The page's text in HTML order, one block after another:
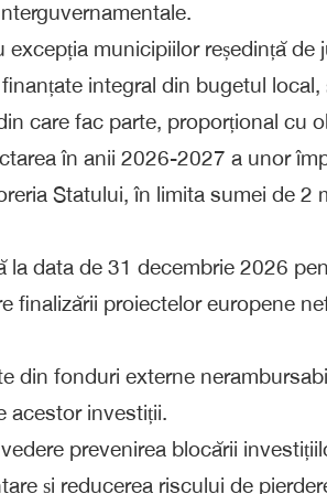
municipiilor reședință de
integral din bugetul local,
care fac parte, proporțional cu
în anii 2026-2027 a unor
Statului, în limita sumei de 2
la data de 31 decembrie 2026
finalizării proiectelor europene
din fonduri externe
acestor investiții.
prevenirea blocării
și reducerea riscului de